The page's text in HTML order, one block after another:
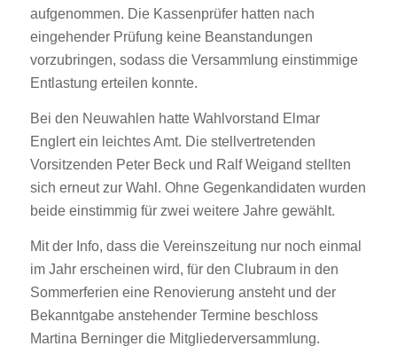
aufgenommen. Die Kassenprüfer hatten nach
eingehender Prüfung keine Beanstandungen
vorzubringen, sodass die Versammlung einstimmige
Entlastung erteilen konnte.
Bei den Neuwahlen hatte Wahlvorstand Elmar
Englert ein leichtes Amt. Die stellvertretenden
Vorsitzenden Peter Beck und Ralf Weigand stellten
sich erneut zur Wahl. Ohne Gegenkandidaten wurden
beide einstimmig für zwei weitere Jahre gewählt.
Mit der Info, dass die Vereinszeitung nur noch einmal
im Jahr erscheinen wird, für den Clubraum in den
Sommerferien eine Renovierung ansteht und der
Bekanntgabe anstehender Termine beschloss
Martina Berninger die Mitgliederversammlung.